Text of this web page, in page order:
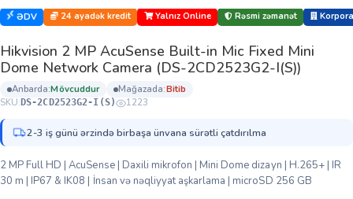
ƏDV 24 ayadək kredit Yalnız Online Rəsmi zəmanət
Hikvision 2 MP AcuSense Built-in Mic Fixed Mini
Dome Network Camera (DS-2CD2523G2-I(S))
anbarda: mövcuddur mağazada:
bi̇ti̇b
SKU: DS-2CD2523G2-I(S) 1223
2-3 iş günü ərzində birbaşa ünvana sürətli çatdırılma
2 MP Full HD | AcuSense | Daxili mikrofon | Mini Dome dizayn | H.265+ | IR
30 m | IP67 & IK08 | İnsan və nəqliyyat aşkarlama | microSD 256 GB